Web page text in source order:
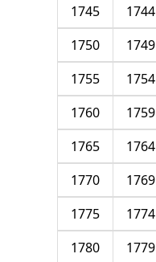
1744
1745
1749
1750
1754
1755
1759
1760
1764
1765
1769
1770
1774
1775
1779
1780